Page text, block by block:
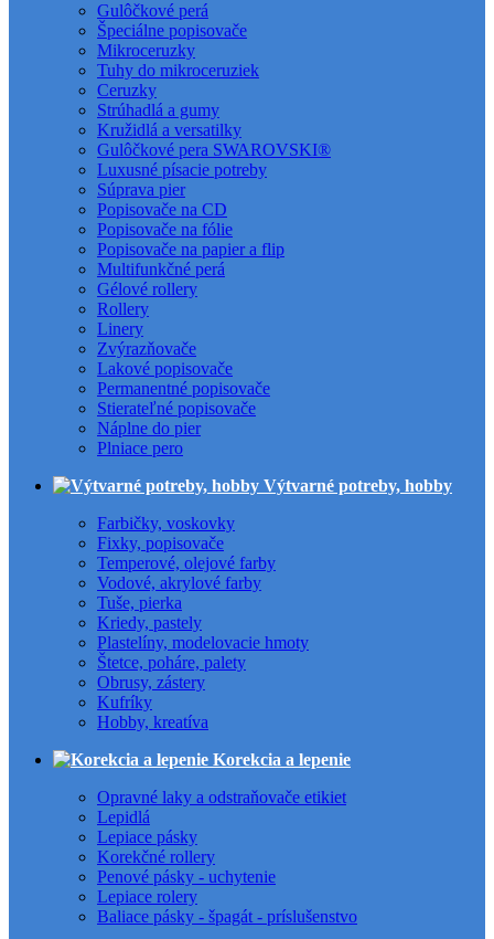
Gulôčkové perá
Špeciálne popisovače
Mikroceruzky
Tuhy do mikroceruziek
Ceruzky
Strúhadlá a gumy
Kružidlá a versatilky
Gulôčkové pera SWAROVSKI®
Luxusné písacie potreby
Súprava pier
Popisovače na CD
Popisovače na fólie
Popisovače na papier a flip
Multifunkčné perá
Gélové rollery
Rollery
Linery
Zvýrazňovače
Lakové popisovače
Permanentné popisovače
Stierateľné popisovače
Náplne do pier
Plniace pero
Výtvarné potreby, hobby
Farbičky, voskovky
Fixky, popisovače
Temperové, olejové farby
Vodové, akrylové farby
Tuše, pierka
Kriedy, pastely
Plastelíny, modelovacie hmoty
Štetce, poháre, palety
Obrusy, zástery
Kufríky
Hobby, kreatíva
Korekcia a lepenie
Opravné laky a odstraňovače etikiet
Lepidlá
Lepiace pásky
Korekčné rollery
Penové pásky - uchytenie
Lepiace rolery
Baliace pásky - špagát - príslušenstvo